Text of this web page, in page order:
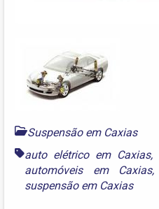
Suspensão em Caxias
auto elétrico em Caxias,
automóveis em Caxias,
suspensão em Caxias